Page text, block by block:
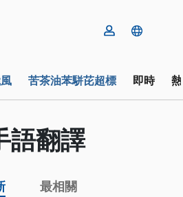
苦茶油苯駢芘超標 即時
語翻譯
最相關